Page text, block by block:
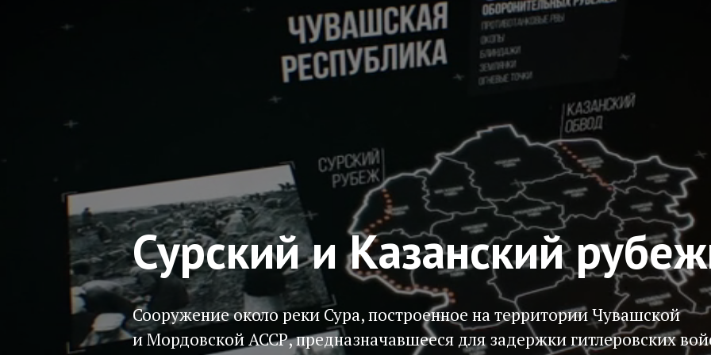
Сурский и Казанский
Сооружение около реки Сура, построенное на территории Чувашской
и Мордовской АССР, предназначавшееся для задержки гитлеровских